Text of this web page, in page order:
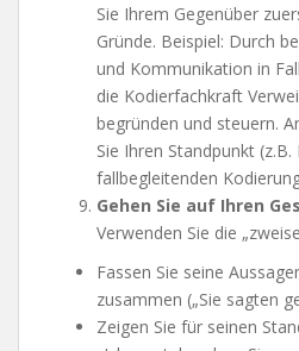
Sie Ihrem Gegenüber
Gründe. Beispiel: Durch
und Kommunikation in
die Kodierfachkraft
begründen und steuern.
Sie Ihren Standpunkt
fallbegleitenden
Gehen Sie auf Ihren
Verwenden Sie die
Fassen Sie seine
zusammen („Sie sagten
Zeigen Sie für seinen